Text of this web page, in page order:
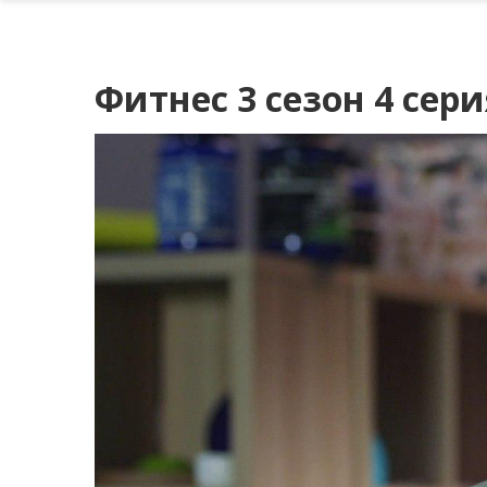
Фитнес 3 сезон 4